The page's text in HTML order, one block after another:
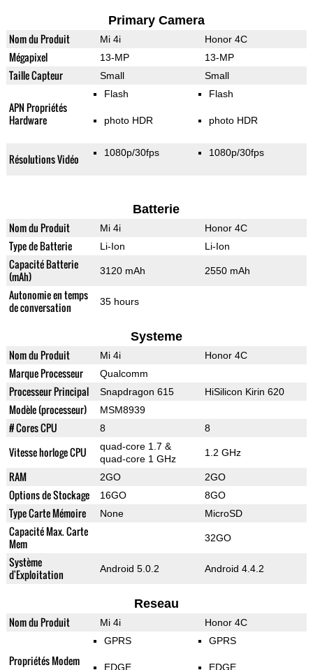
Primary Camera
Nom du Produit Mi 4i Honor 4C
Mégapixel 13-MP 13-MP
Taille Capteur Small Small
APN Propriétés
Hardware
Flash
photo HDR
Flash
photo HDR
Résolutions Vidéo 1080p/30fps 1080p/30fps
Batterie
Nom du Produit Mi 4i Honor 4C
Type de Batterie Li-Ion Li-Ion
Capacité Batterie
(mAh)
3120 mAh 2550 mAh
Autonomie en temps
de conversation
35 hours
Systeme
Nom du Produit Mi 4i Honor 4C
Marque Processeur Qualcomm
Processeur Principal Snapdragon 615 HiSilicon Kirin 620
Modèle (processeur) MSM8939
# Cores CPU 8 8
Vitesse horloge CPU
quad-core 1.7 &
quad-core 1 GHz
1.2 GHz
RAM 2GO 2GO
Options de Stockage 16GO 8GO
Type Carte Mémoire None MicroSD
Capacité Max. Carte
Mem
32GO
Système
d'Exploitation
Android 5.0.2 Android 4.4.2
Reseau
Nom du Produit Mi 4i Honor 4C
Propriétés Modem
GPRS
EDGE
GPRS
EDGE